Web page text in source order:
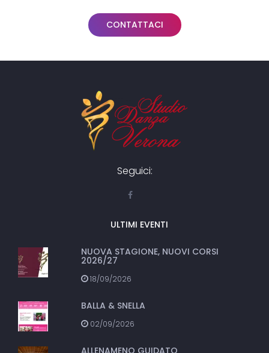
CONTATTACI
Seguici:
ULTIMI EVENTI
NUOVA STAGIONE, NUOVI CORSI
2026/27
18/09/2026
BALLA & SNELLA
02/09/2026
ALLENAMENO GUIDATO